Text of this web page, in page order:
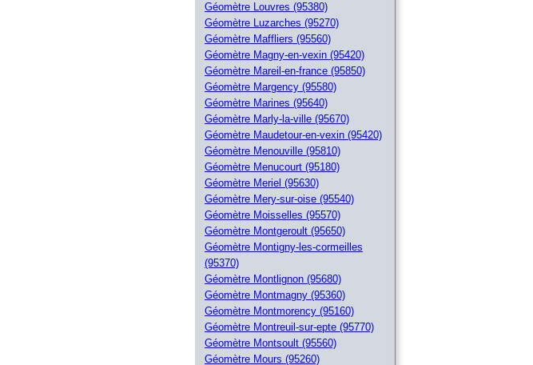
Géomètre Louvres (95380)
Géomètre Luzarches (95270)
Géomètre Maffliers (95560)
Géomètre Magny-en-vexin (95420)
Géomètre Mareil-en-france (95850)
Géomètre Margency (95580)
Géomètre Marines (95640)
Géomètre Marly-la-ville (95670)
Géomètre Maudetour-en-vexin (95420)
Géomètre Menouville (95810)
Géomètre Menucourt (95180)
Géomètre Meriel (95630)
Géomètre Mery-sur-oise (95540)
Géomètre Moisselles (95570)
Géomètre Montgeroult (95650)
Géomètre Montigny-les-cormeilles
(95370)
Géomètre Montlignon (95680)
Géomètre Montmagny (95360)
Géomètre Montmorency (95160)
Géomètre Montreuil-sur-epte (95770)
Géomètre Montsoult (95560)
Géomètre Mours (95260)